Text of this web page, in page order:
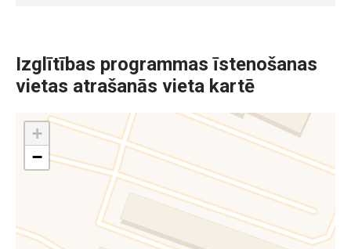
Izglītības programmas īstenošanas
vietas atrašanās vieta kartē
+
−